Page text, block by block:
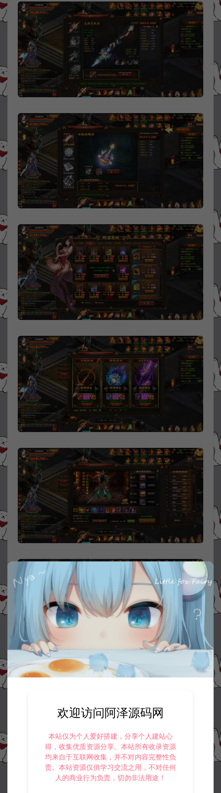
欢迎访问阿泽源码网
本站仅为个人爱好搭建，分享个人建站心
得，收集优质资源分享。本站所有收录资源
均来自于互联网收集，并不对内容完整性负
责。本站资源仅供学习交流之用，不对任何
人的商业行为负责，切勿非法用途！